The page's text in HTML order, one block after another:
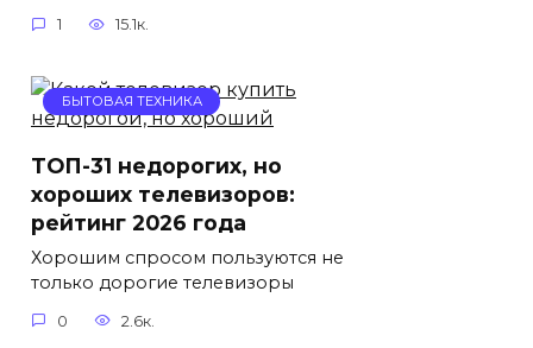
1 15.1к.
БЫТОВАЯ ТЕХНИКА
ТОП-31 недорогих, но
хороших телевизоров:
рейтинг 2026 года
Хорошим спросом пользуются не
только дорогие телевизоры
0 2.6к.